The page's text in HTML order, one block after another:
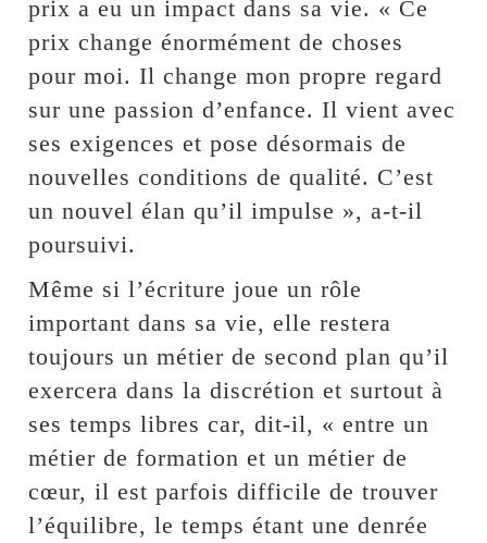
prix a eu un impact dans sa vie. « Ce
prix change énormément de choses
pour moi. Il change mon propre regard
sur une passion d’enfance. Il vient avec
ses exigences et pose désormais de
nouvelles conditions de qualité. C’est
un nouvel élan qu’il impulse », a-t-il
poursuivi.
Même si l’écriture joue un rôle
important dans sa vie, elle restera
toujours un métier de second plan qu’il
exercera dans la discrétion et surtout à
ses temps libres car, dit-il, « entre un
métier de formation et un métier de
cœur, il est parfois difficile de trouver
l’équilibre, le temps étant une denrée